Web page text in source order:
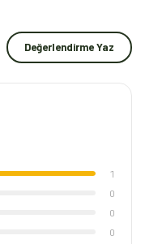
Değerlendirme Yaz
1
0
0
0